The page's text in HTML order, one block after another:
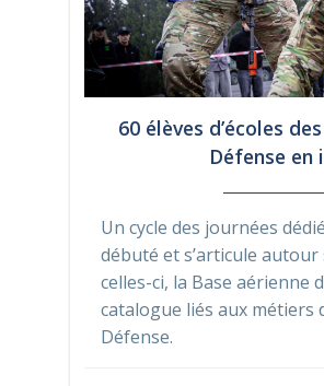
60 élèves d’écoles
Défense en
Un cycle des journées
débuté et s’articule
celles-ci, la Base aérienne
catalogue liés aux métiers
Défense.